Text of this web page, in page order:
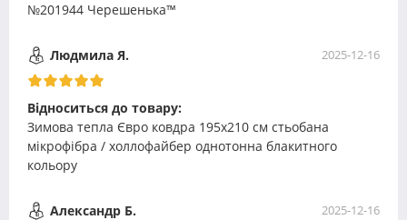
№201944 Черешенька™
Людмила Я. 2025-12-16
Відноситься до товару:
Зимова тепла Євро ковдра 195х210 см стьобана
мікрофібра / холлофайбер однотонна блакитного
кольору
Александр Б. 2025-12-16